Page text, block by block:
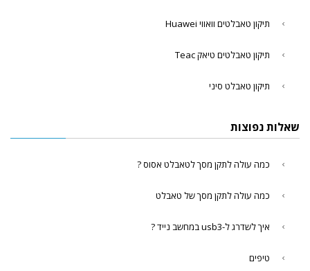
תיקון טאבלטים וואווי Huawei
תיקון טאבלטים טיאק Teac
תיקון טאבלט סיני
שאלות נפוצות
כמה עולה לתקן מסך לטאבלט אסוס ?
כמה עולה לתקן מסך של טאבלט
איך לשדרג ל-usb3 במחשב נייד ?
טיפים